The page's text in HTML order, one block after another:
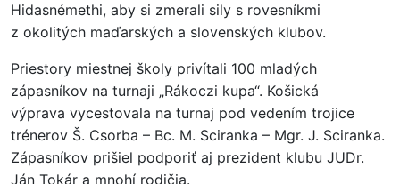
Hidasnémethi, aby si zmerali sily s rovesníkmi
z okolitých maďarských a slovenských klubov.
Priestory miestnej školy privítali 100 mladých
zápasníkov na turnaji „Rákoczi kupa“. Košická
výprava vycestovala na turnaj pod vedením trojice
trénerov Š. Csorba – Bc. M. Sciranka – Mgr. J. Sciranka.
Zápasníkov prišiel podporiť aj prezident klubu JUDr.
Ján Tokár a mnohí rodičia.